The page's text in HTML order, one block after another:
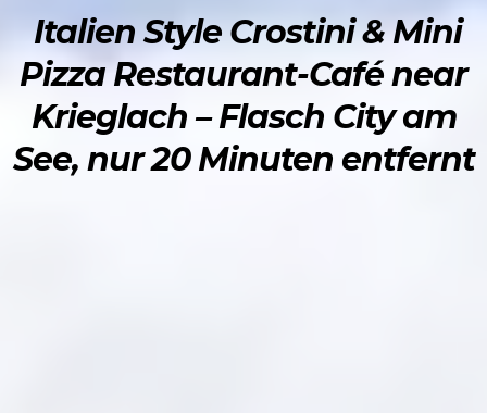
Italien Style Crostini & Mini
Pizza Restaurant-Café near
Krieglach – Flasch City am
See, nur 20 Minuten entfernt